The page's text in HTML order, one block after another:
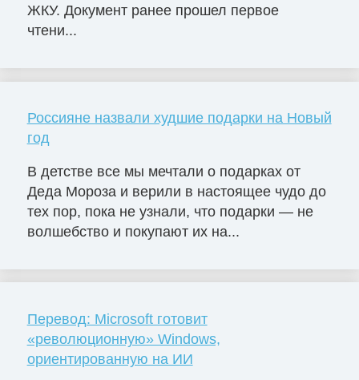
ЖКУ. Документ ранее прошел первое
чтени...
Россияне назвали худшие подарки на Новый
год
В детстве все мы мечтали о подарках от
Деда Мороза и верили в настоящее чудо до
тех пор, пока не узнали, что подарки — не
волшебство и покупают их на...
Перевод: Microsoft готовит
«революционную» Windows,
ориентированную на ИИ